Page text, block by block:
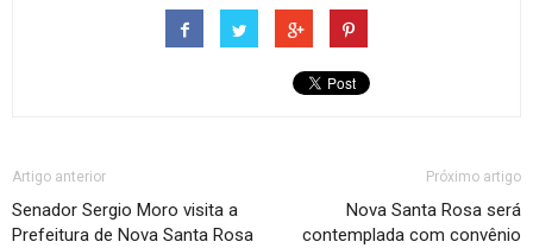
Artigo anterior
Senador Sergio Moro visita a
Prefeitura de Nova Santa Rosa
Próximo artigo
Nova Santa Rosa será
contemplada com convênio